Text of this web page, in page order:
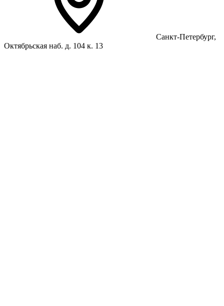
Санкт-Петербург,
Октябрьская наб. д. 104 к. 13